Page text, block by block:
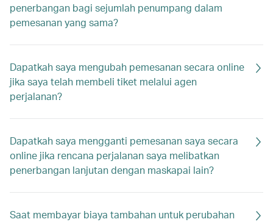
penerbangan bagi sejumlah penumpang dalam
pemesanan yang sama?
Dapatkah saya mengubah pemesanan secara online
jika saya telah membeli tiket melalui agen
perjalanan?
Dapatkah saya mengganti pemesanan saya secara
online jika rencana perjalanan saya melibatkan
penerbangan lanjutan dengan maskapai lain?
Saat membayar biaya tambahan untuk perubahan